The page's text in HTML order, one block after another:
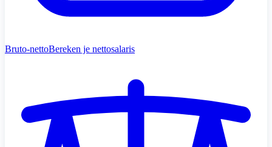
Bruto-nettoBereken je nettosalaris